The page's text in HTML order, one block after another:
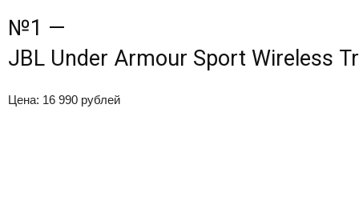
№1 —
JBL Under Armour Sport Wireless
Цена: 16 990 рублей